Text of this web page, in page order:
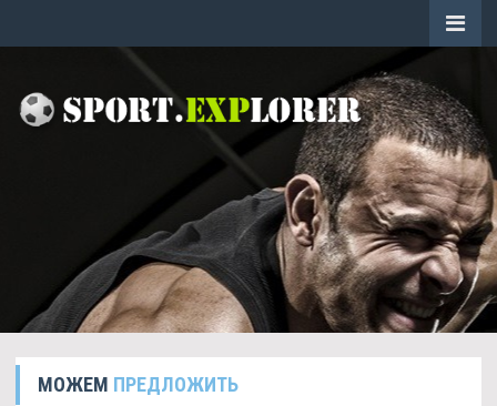
МОЖЕМ ПРЕДЛОЖИТЬ